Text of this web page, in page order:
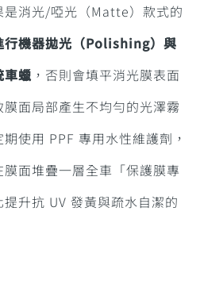
是消光/啞光（Matte）款式的
行機器拋光（Polishing）與
車蠟 ，否則會填平消光膜表面
面局部產生不均勻的光澤霧
使用 PPF 專用水性維護劑，
面堆疊一層全車「保護膜專
升抗 UV 發黃與疏水自潔的